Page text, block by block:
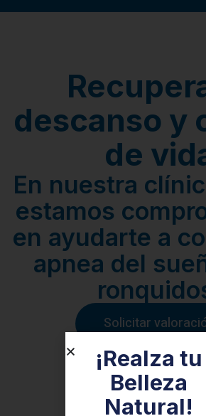
descanso y
de
En nuestra
estamos
en ayudarte a
apnea del
Solicitar
¡Realza tu
Belleza
Natural!